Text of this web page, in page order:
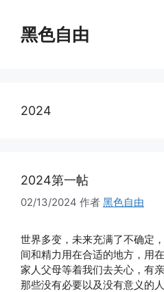
黑色自由
2024
2024第一帖
02/13/2024 作者 黑色自由
世界多变，未来充满了不确定
间和精力用在合适的地方，用
家人父母等着我们去关心，有
那些没有必要以及没有意义的